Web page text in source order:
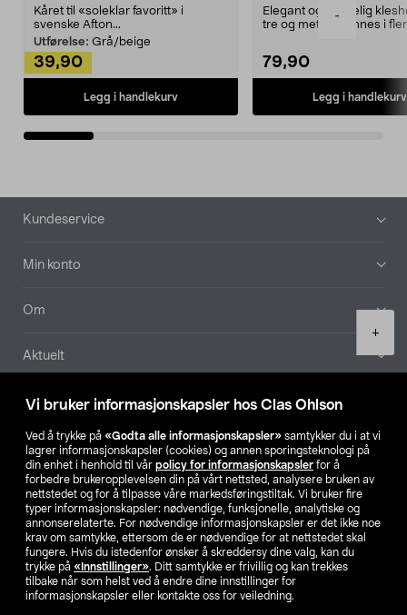
Vi bruker informasjonskapsler hos Clas Ohlson
Ved å trykke på «Godta alle informasjonskapsler» samtykker du i at vi
lagrer informasjonskapsler (cookies) og annen sporingsteknologi på
din enhet i henhold til vår policy for informasjonskapsler for å
forbedre brukeropplevelsen din på vårt nettsted, analysere bruken av
nettstedet og for å tilpasse våre markedsføringstiltak. Vi bruker fire
typer informasjonskapsler: nødvendige, funksjonelle, analytiske og
annonserelaterte. For nødvendige informasjonskapsler er det ikke noe
krav om samtykke, ettersom de er nødvendige for at nettstedet skal
fungere. Hvis du istedenfor ønsker å skreddersy dine valg, kan du
trykke på «Innstillinger». Ditt samtykke er frivillig og kan trekkes
tilbake når som helst ved å endre dine innstillinger for
informasjonskapsler eller kontakte oss for veiledning.
-
+
Kåret til «soleklar favoritt» i
svenske Afton...
Utførelse: Grå/beige
39,90
Legg i handlekurv
Elegant og skikkelig
tre og metall – finnes i
79,90
Legg i handlekurv
Bunntekst
Kundeservice
Min konto
Om
Aktuelt
Våre selskaper
Finn din butikk
SE NO FI